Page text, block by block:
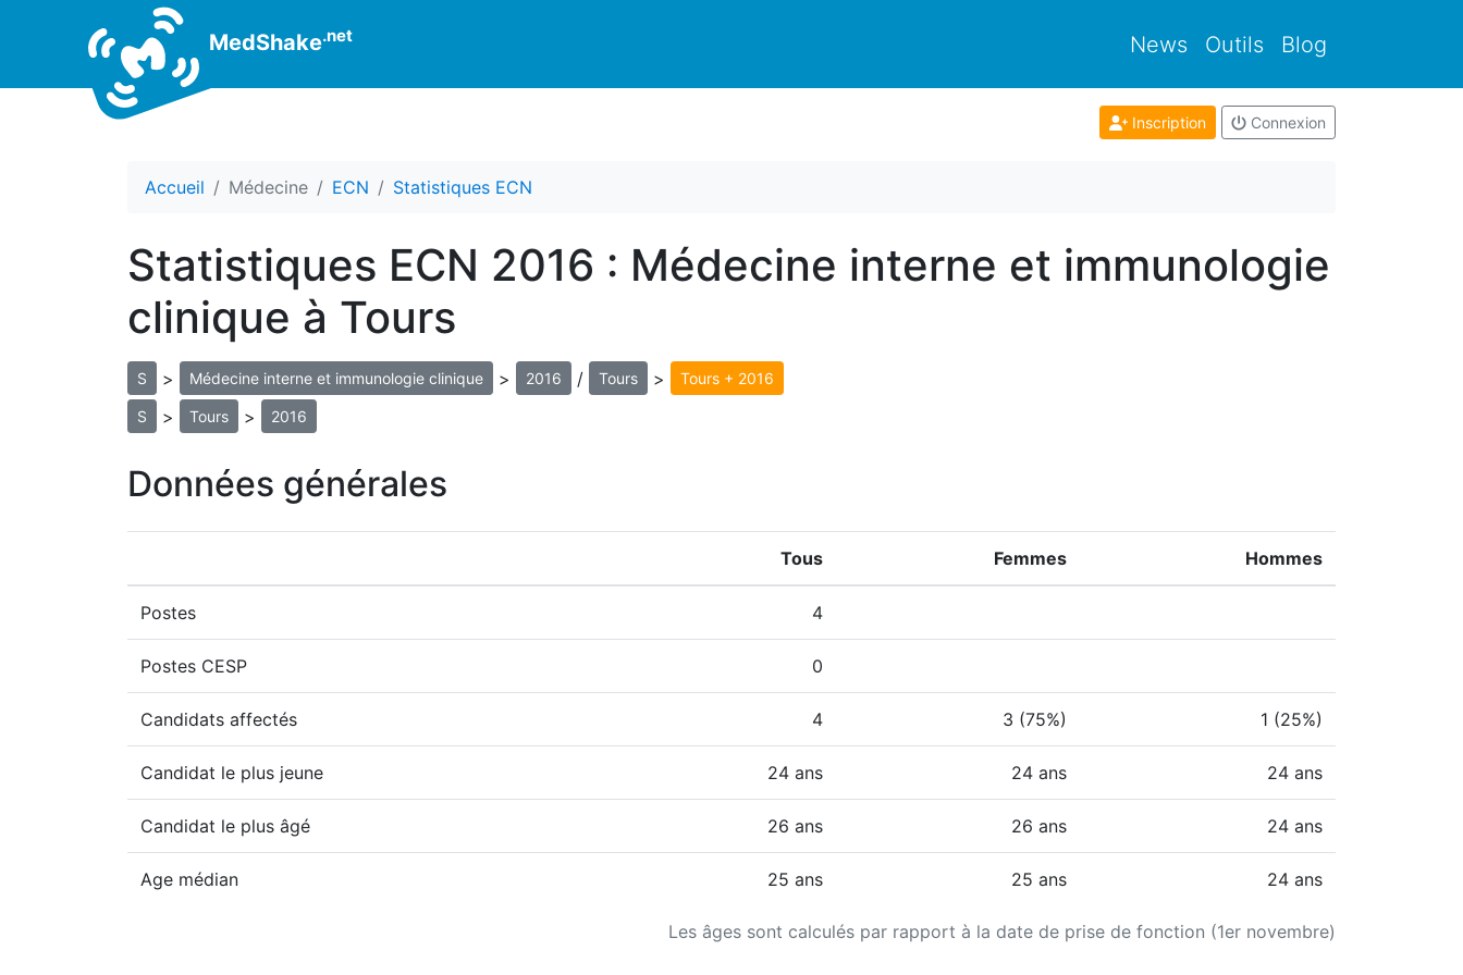
MedShake.net News Outils Blog
Inscription Connexion
Accueil Médecine ECN Statistiques ECN
Statistiques ECN 2016 : Médecine interne et immunologie
clinique à Tours
S > Médecine interne et immunologie clinique > 2016 / Tours > Tours + 2016
S > Tours > 2016
Données générales
Les âges sont calculés par rapport à la date de prise de fonction (1er novembre)
Tous Femmes Hommes
Postes 4
Postes CESP 0
Candidats affectés 4 3 (75%) 1 (25%)
Candidat le plus jeune 24 ans 24 ans 24 ans
Candidat le plus âgé 26 ans 26 ans 24 ans
Age médian 25 ans 25 ans 24 ans